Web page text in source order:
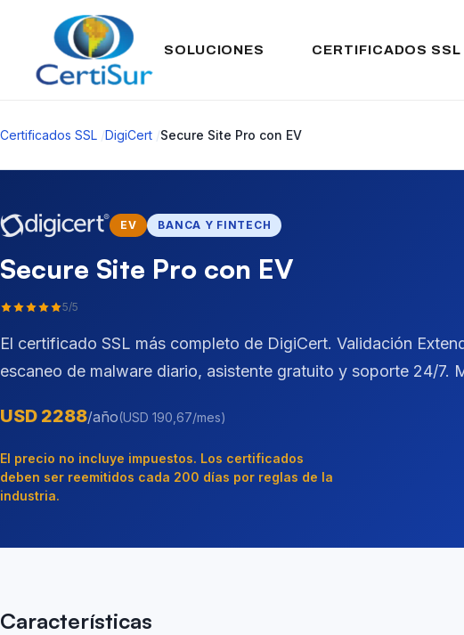
SOLUCIONES CERTIFICADOS SSL
Certificados SSL /DigiCert /Secure Site Pro con EV
EV BANCA Y FINTECH
Secure Site Pro con EV
5/5
El certificado SSL más completo de DigiCert. Validación
escaneo de malware diario, asistente gratuito y soporte 24/7.
USD 2288/año(USD 190,67/mes)
El precio no incluye impuestos. Los certificados
deben ser reemitidos cada 200 días por reglas de la
industria.
Características